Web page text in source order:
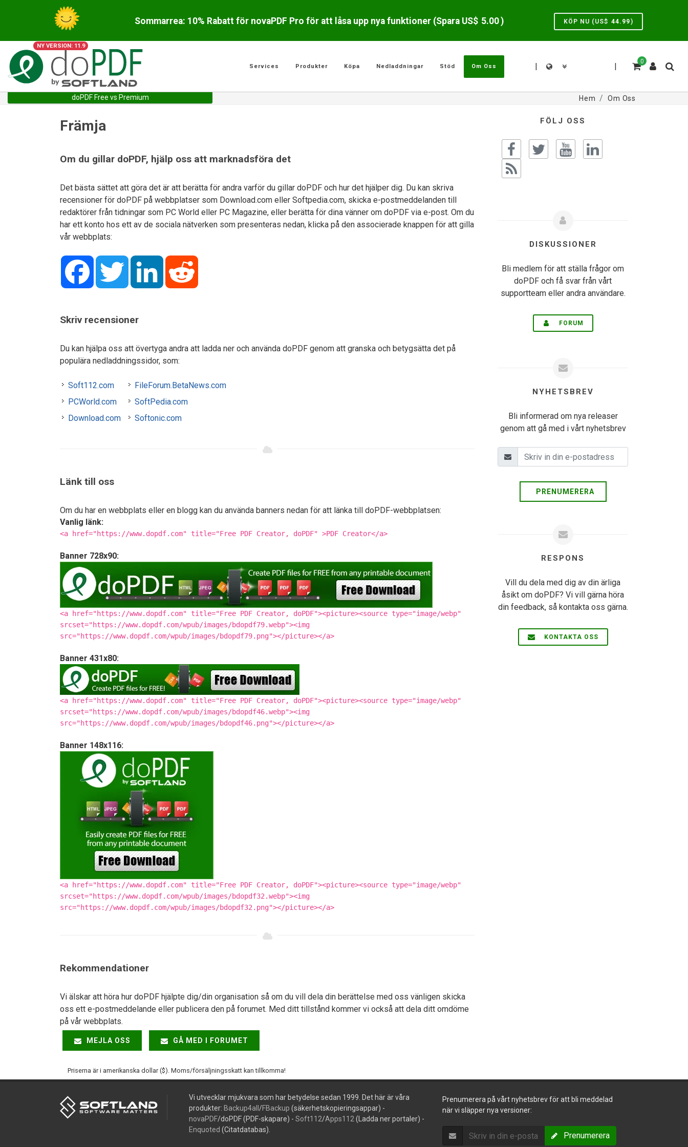
Sommarrea: 10% Rabatt för novaPDF Pro för att låsa upp nya funktioner (Spara US$ 5.00 ) KÖP NU (US$ 44.99)
NY VERSION: 11.9
0
|
|
Services Produkter Köpa Nedladdningar Stöd Om Oss
doPDF Free vs Premium Hem Om Oss
Främja
Om du gillar doPDF, hjälp oss att marknadsföra det
Det bästa sättet att göra det är att berätta för andra varför du gillar doPDF och hur det hjälper dig. Du kan skriva
recensioner för doPDF på webbplatser som Download.com eller Softpedia.com, skicka e-postmeddelanden till
redaktörer från tidningar som PC World eller PC Magazine, eller berätta för dina vänner om doPDF via e-post. Om du
har ett konto hos ett av de sociala nätverken som presenteras nedan, klicka på den associerade knappen för att gilla
vår webbplats:
Facebook Twitter LinkedIn
Skriv recensioner
Du kan hjälpa oss att övertyga andra att ladda ner och använda doPDF genom att granska och betygsätta det på
populära nedladdningssidor, som:
Soft112.com
PCWorld.com
Download.com
FileForum.BetaNews.com
SoftPedia.com
Softonic.com
Länk till oss
Om du har en webbplats eller en blogg kan du använda banners nedan för att länka till doPDF-webbplatsen:
Vanlig länk:
<a href="https://www.dopdf.com" title="Free PDF Creator, doPDF" >PDF Creator</a>
Banner 728x90:
<a href="https://www.dopdf.com" title="Free PDF Creator, doPDF"><picture><source type="image/webp"
srcset="https://www.dopdf.com/wpub/images/bdopdf79.webp"><img
src="https://www.dopdf.com/wpub/images/bdopdf79.png"></picture></a>
Banner 431x80:
<a href="https://www.dopdf.com" title="Free PDF Creator, doPDF"><picture><source type="image/webp"
srcset="https://www.dopdf.com/wpub/images/bdopdf46.webp"><img
src="https://www.dopdf.com/wpub/images/bdopdf46.png"></picture></a>
Banner 148x116:
<a href="https://www.dopdf.com" title="Free PDF Creator, doPDF"><picture><source type="image/webp"
srcset="https://www.dopdf.com/wpub/images/bdopdf32.webp"><img
src="https://www.dopdf.com/wpub/images/bdopdf32.png"></picture></a>
Rekommendationer
Vi älskar att höra hur doPDF hjälpte dig/din organisation så om du vill dela din berättelse med oss vänligen skicka
oss ett e-postmeddelande eller publicera den på forumet. Med ditt tillstånd kommer vi också att dela ditt omdöme
på vår webbplats.
MEJLA OSS GÅ MED I FORUMET
FÖLJ OSS
DISKUSSIONER
Bli medlem för att ställa frågor om
doPDF och få svar från vårt
supportteam eller andra användare.
FORUM
NYHETSBREV
Bli informerad om nya releaser
genom att gå med i vårt nyhetsbrev
PRENUMERERA
RESPONS
Vill du dela med dig av din ärliga
åsikt om doPDF? Vi vill gärna höra
din feedback, så kontakta oss gärna.
KONTAKTA OSS
Priserna är i amerikanska dollar ($). Moms/försäljningsskatt kan tillkomma!
Vi utvecklar mjukvara som har betydelse sedan 1999. Det här är våra
produkter: Backup4all /FBackup (säkerhetskopieringsappar) -
novaPDF/doPDF (PDF-skapare) - Soft112/Apps112 (Ladda ner portaler) -
Enquoted (Citatdatabas).
Prenumerera på vårt nyhetsbrev för att bli meddelad
när vi släpper nya versioner:
Prenumerera